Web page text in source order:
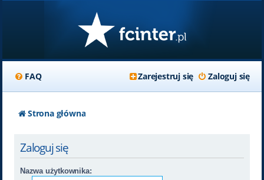
FAQ Zaloguj się
Zarejestruj się
Strona główna
Zaloguj się
Nazwa użytkownika: